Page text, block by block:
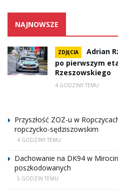
NAJNOWSZE
ZDJĘCIA
Adrian
po pierwszym
Rzeszowskiego
4 GODZINY TEMU
Przyszłość ZOZ-u w
ropczycko-sędziszowskim
4 GODZINY TEMU
Dachowanie na DK94 w
poszkodowanych
5 GODZIN TEMU